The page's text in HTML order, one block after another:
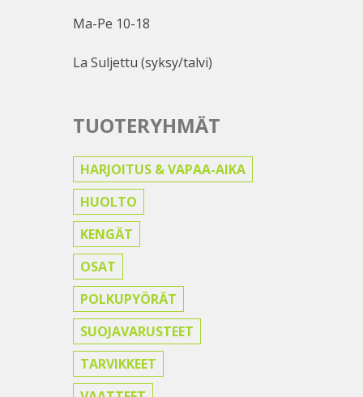
Ma-Pe 10-18
La Suljettu (syksy/talvi)
TUOTERYHMÄT
HARJOITUS & VAPAA-AIKA
HUOLTO
KENGÄT
OSAT
POLKUPYÖRÄT
SUOJAVARUSTEET
TARVIKKEET